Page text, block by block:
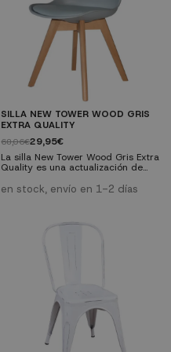
SILLA NEW TOWER WOOD GRIS
EXTRA QUALITY
68,06€29,95€
La silla New Tower Wood Gris Extra
Quality es una actualización de
la historia, diseñada en 1950, y
que actualmente pasa por ser uno
decoración.
en stock, envío en 1-2 días